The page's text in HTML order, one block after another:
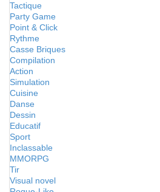
Tactique
Party Game
Point & Click
Rythme
Casse Briques
Compilation
Action
Simulation
Cuisine
Danse
Dessin
Educatif
Sport
Inclassable
MMORPG
Tir
Visual novel